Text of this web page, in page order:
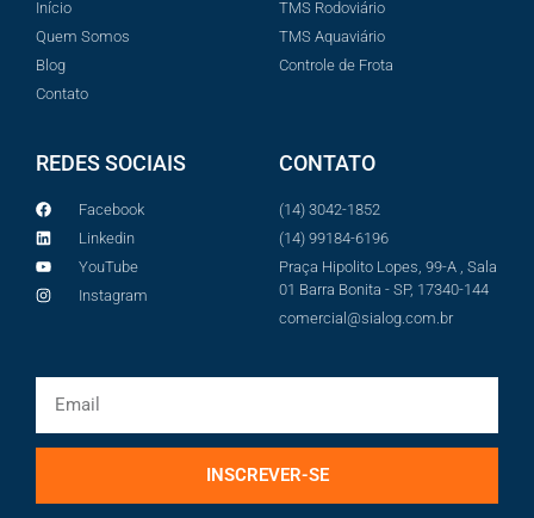
Início
Quem Somos
Blog
Contato
TMS Rodoviário
TMS Aquaviário
Controle de Frota
REDES SOCIAIS
Facebook
Linkedin
YouTube
Instagram
CONTATO
(14) 3042-1852
(14) 99184-6196
Praça Hipolito Lopes, 99-A , Sala
01 Barra Bonita - SP, 17340-144
comercial@sialog.com.br
INSCREVER-SE